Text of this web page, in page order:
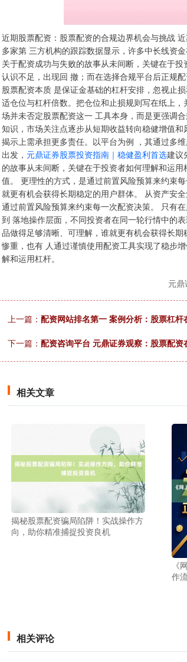
近期股票配资：股票配资的合规边界机会与挑战
多家第 三方机构的跟踪数据显示，许多中长线资
关于配资成功与失败的故事从未间断，关键在于
认识不足，出现回 撤；而在选择合规平台后正规
股票配资本质 是保证金基础的杠杆安排，忽视止
适仓位与杠杆倍数。把仓位和止损规则写在纸上
场并未否定股票配资这一 工具本身，而是更强调
知识，市场关注点逐步从短期收益转向稳健增值
揭示上需承担更多责任。以平台为例 ，其通过多
出发， 元鼎证券股票投资指南｜稳健盈利首选建议
的故事从未间断，关键在于投资者如何理解和运
值。 更理性的方式，是通过前置风险预算来约束
就更有机会获得长期稳定的用户群体。 从资产安
通过前置风险预算来约束每一次配资决策。 只有
到 落地操作层面，不同投资者在同一轮行情中的
品做得足够清晰、可理解，谁就更有机会获得长
惨重，也有 人通过谨慎使用配资工具实现了稳步
解和运用杠杆。
元
上一篇： 配资网站排名第一 案例分析：股票杠
下一篇： 配资咨询平台 元鼎证券观察：股票配
相关文章
揭秘股票配资骗局陷阱！实战操作方
向，助你精准捕捉投资良机
《
作
相关评论